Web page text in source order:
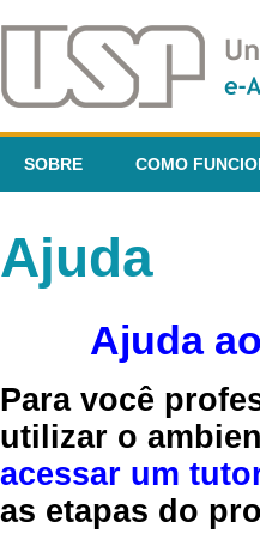
SOBRE COMO
Ajuda
Ajuda
Para você
utilizar o
acessar um
as etapas do